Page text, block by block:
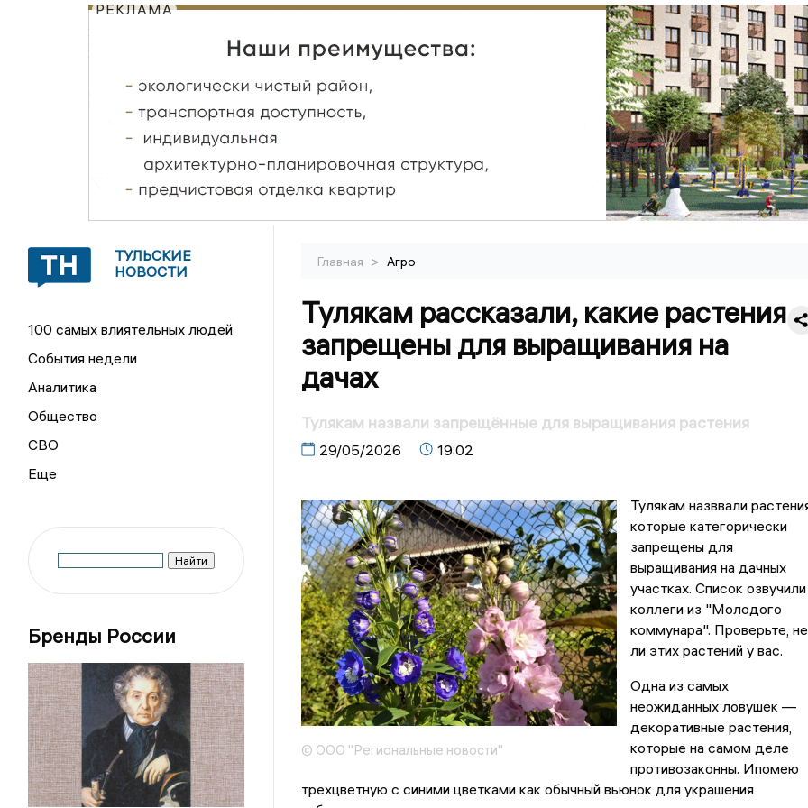
РЕКЛАМА
ТУЛЬСКИЕ
НОВОСТИ
100 самых влиятельных людей
События недели
Аналитика
Общество
СВО
Бренды России
Главная > Агро
Тулякам рассказали, какие растения
запрещены для выращивания на
дачах
Тулякам назвали запрещённые для выращивания растения
29/05/2026 19:02
© ООО "Региональные новости"
Тулякам назввали
которые категорически
запрещены для
выращивания на дачных
участках. Список озвучили
коллеги из "Молодого
коммунара". Проверьте,
ли этих растений у вас.
Одна из самых
неожиданных ловушек —
декоративные растения,
которые на самом деле
противозаконны. Ипомею
трехцветную с синими цветками как обычный вьюнок для украшения